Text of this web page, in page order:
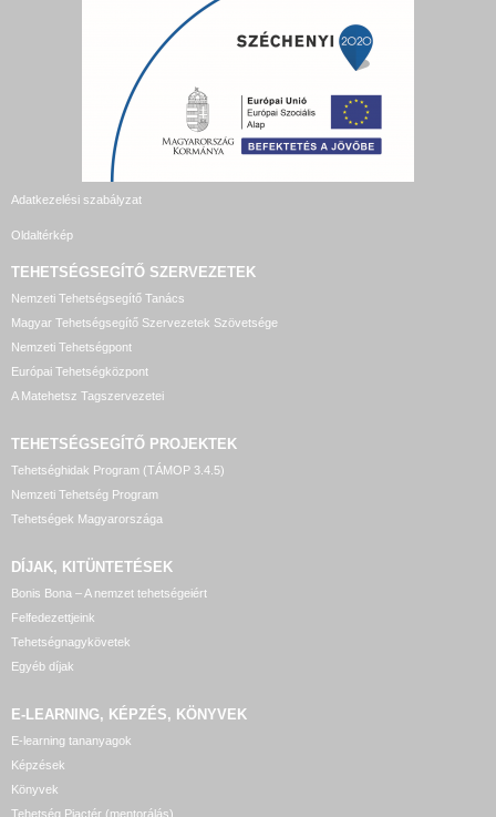
Adatkezelési szabályzat
Oldaltérkép
TEHETSÉGSEGÍTŐ SZERVEZETEK
Nemzeti Tehetségsegítő Tanács
Magyar Tehetségsegítő Szervezetek Szövetsége
Nemzeti Tehetségpont
Európai Tehetségközpont
A Matehetsz Tagszervezetei
TEHETSÉGSEGÍTŐ PROJEKTEK
Tehetséghidak Program (TÁMOP 3.4.5)
Nemzeti Tehetség Program
Tehetségek Magyarországa
DÍJAK, KITÜNTETÉSEK
Bonis Bona – A nemzet tehetségeiért
Felfedezettjeink
Tehetségnagykövetek
Egyéb díjak
E-LEARNING, KÉPZÉS, KÖNYVEK
E-learning tananyagok
Képzések
Könyvek
Tehetség Piactér (mentorálás)